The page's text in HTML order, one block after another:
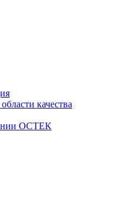
качества
ОСТЕК